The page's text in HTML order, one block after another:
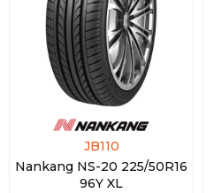
JB110
Nankang NS-20 225/50R16
96Y XL